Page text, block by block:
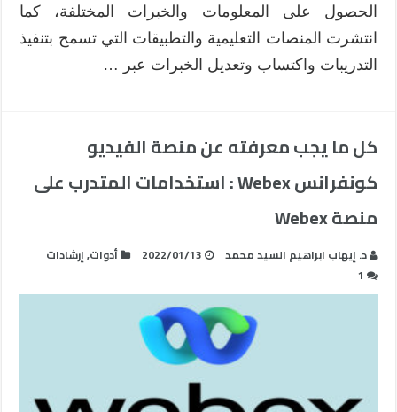
الحصول على المعلومات والخبرات المختلفة، كما
انتشرت المنصات التعليمية والتطبيقات التي تسمح بتنفيذ
التدريبات واكتساب وتعديل الخبرات عبر …
كل ما يجب معرفته عن منصة الفيديو
كونفرانس Webex : استخدامات المتدرب على
منصة Webex
د. إيهاب ابراهيم السيد محمد 2022/01/13 أدوات,إرشادات
1